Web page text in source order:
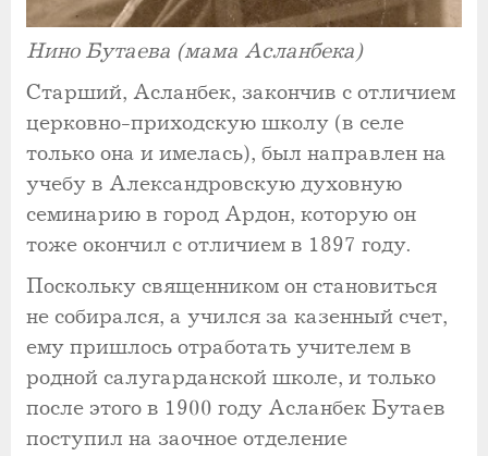
Нино Бутаева (мама Асланбека)
Старший, Асланбек, закончив с отличием
церковно-приходскую школу (в селе
только она и имелась), был направлен на
учебу в Александровскую духовную
семинарию в город Ардон, которую он
тоже окончил с отличием в 1897 году.
Поскольку священником он становиться
не собирался, а учился за казенный счет,
ему пришлось отработать учителем в
родной салугарданской школе, и только
после этого в 1900 году Асланбек Бутаев
поступил на заочное отделение